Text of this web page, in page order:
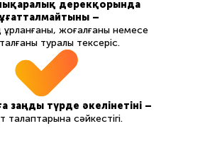
дерекқорында
–
ұрланғаны, жоғалғаны немесе
туралы тексеріс.
заңды түрде әкелінетіні –
талаптарына сәйкестігі.